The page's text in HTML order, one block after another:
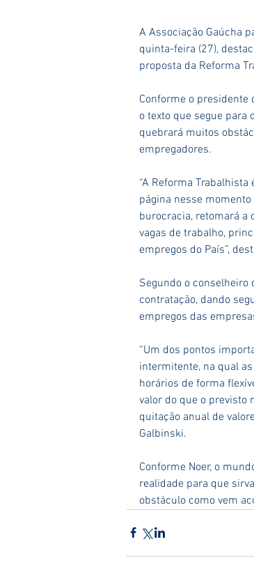
A Associação Gaúcha
quinta-feira (27),
proposta da Reforma
Conforme o presidente
o texto que segue para
quebrará muitos
empregadores.
“A Reforma
página nesse
burocracia, retomará a
vagas de trabalho,
empregos do País”,
Segundo o conselheiro
contratação, dando
empregos das
“Um dos pontos
intermitente, na qual
horários de forma
valor do que o previsto
quitação anual de
Galbinski.
Conforme Noer, o
realidade para que
obstáculo como vem